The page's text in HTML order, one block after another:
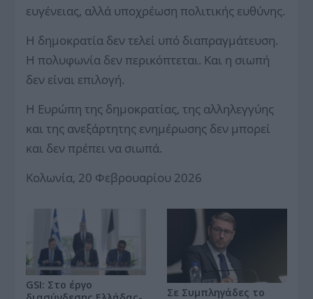
ευγένειας, αλλά υποχρέωση πολιτικής ευθύνης.
Η δημοκρατία δεν τελεί υπό διαπραγμάτευση.
Η πολυφωνία δεν περικόπτεται. Και η σιωπή
δεν είναι επιλογή.
Η Ευρώπη της δημοκρατίας, της αλληλεγγύης
και της ανεξάρτητης ενημέρωσης δεν μπορεί
και δεν πρέπει να σιωπά.
Κολωνία, 20 Φεβρουαρίου 2026
GSI: Στο έργο
Σε Συμπληγάδες το